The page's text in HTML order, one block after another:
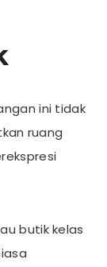
ini tidak
ruang
butik kelas